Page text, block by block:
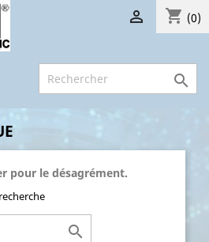
shopping_cart (0)


pour le désagrément.
